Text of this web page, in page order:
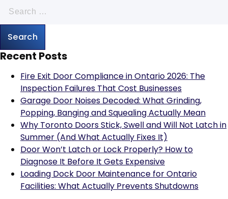
Recent Posts
Fire Exit Door Compliance in Ontario 2026: The
Inspection Failures That Cost Businesses
Garage Door Noises Decoded: What Grinding,
Popping, Banging and Squealing Actually Mean
Why Toronto Doors Stick, Swell and Will Not Latch in
Summer (And What Actually Fixes It)
Door Won’t Latch or Lock Properly? How to
Diagnose It Before It Gets Expensive
Loading Dock Door Maintenance for Ontario
Facilities: What Actually Prevents Shutdowns